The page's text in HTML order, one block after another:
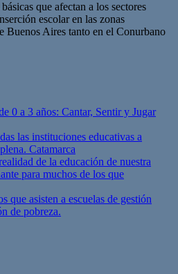
que afectan a los sectores
escolar en las zonas
Buenos Aires tanto en el Conurbano